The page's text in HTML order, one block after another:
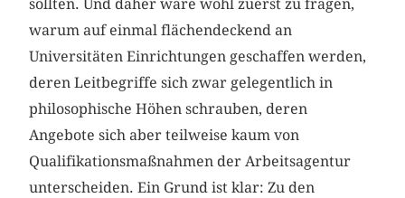
sollten. Und daher wäre wohl zuerst zu fragen,
warum auf einmal flächendeckend an
Universitäten Einrichtungen geschaffen werden,
deren Leitbegriffe sich zwar gelegentlich in
philosophische Höhen schrauben, deren
Angebote sich aber teilweise kaum von
Qualifikationsmaßnahmen der Arbeitsagentur
unterscheiden. Ein Grund ist klar: Zu den